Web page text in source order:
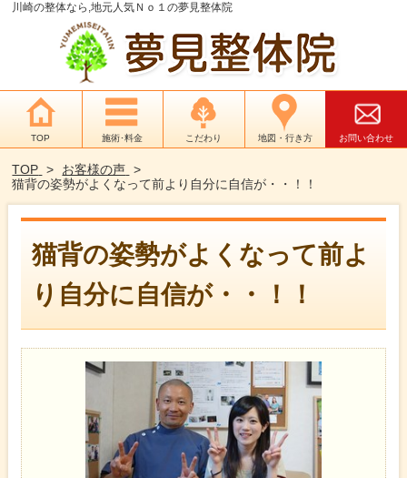
川崎の整体なら,地元人気Ｎｏ１の夢見整体院
TOP 施術･料金 こだわり 地図・行き方 お問い合わせ
TOP
お客様の声
猫背の姿勢がよくなって前より自分に自信が・・！！
猫背の姿勢がよくなって前よ
り自分に自信が・・！！